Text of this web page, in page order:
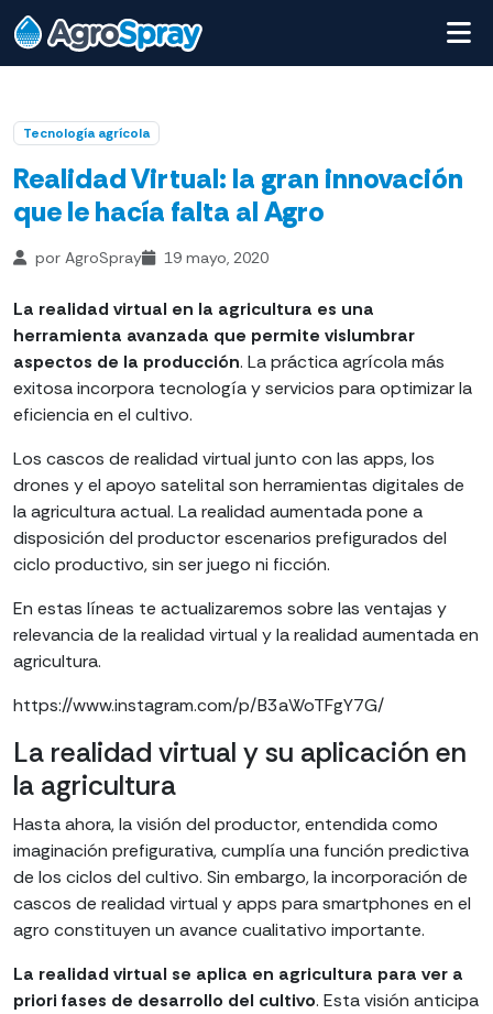
Tecnología agrícola
Realidad Virtual: la gran innovación
que le hacía falta al Agro
por AgroSpray 19 mayo, 2020
La realidad virtual en la agricultura es una
herramienta avanzada que permite vislumbrar
aspectos de la producción. La práctica agrícola más
exitosa incorpora tecnología y servicios para optimizar la
eficiencia en el cultivo.
Los cascos de realidad virtual junto con las apps, los
drones y el apoyo satelital son herramientas digitales de
la agricultura actual. La realidad aumentada pone a
disposición del productor escenarios prefigurados del
ciclo productivo, sin ser juego ni ficción.
En estas líneas te actualizaremos sobre las ventajas y
relevancia de la realidad virtual y la realidad aumentada en
agricultura.
https://www.instagram.com/p/B3aWoTFgY7G/
La realidad virtual y su aplicación en
la agricultura
Hasta ahora, la visión del productor, entendida como
imaginación prefigurativa, cumplía una función predictiva
de los ciclos del cultivo. Sin embargo, la incorporación de
cascos de realidad virtual y apps para smartphones en el
agro constituyen un avance cualitativo importante.
La realidad virtual se aplica en agricultura para ver a
priori fases de desarrollo del cultivo. Esta visión anticipa